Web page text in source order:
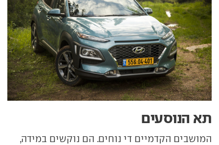
תא הנוסעים
המושבים הקדמיים די נוחים. הם נוקשים במידה,